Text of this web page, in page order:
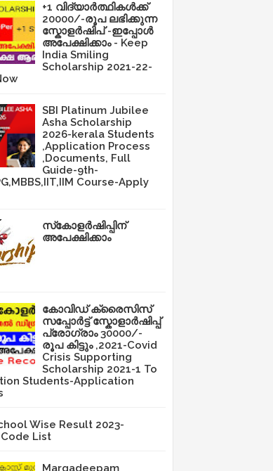
+1 വിദ്യാർത്ഥികൾക്ക്
20000/-രൂപ ലഭിക്കുന്ന
സ്കോളർഷിപ് -ഇപ്പോൾ
അപേക്ഷിക്കാം - Keep
India Smiling
Scholarship 2021-22-
SBI Platinum Jubilee
Asha Scholarship
2026-kerala Students
,Application Process
,Documents, Full
Guide-9th-
Course-Apply
സ്‌കോളർഷിപ്പിന്
അപേക്ഷിക്കാം
കോവിഡ് ക്രൈസിസ്
സപ്പോർട്ട് സ്കോളാർഷിപ്പ്
പ്രോഗ്രാം 30000/-
രൂപ കിട്ടും ,2021-Covid
Crisis Supporting
Scholarship 2021-1 To
Students-Application
Wise Result 2023-
List
Margadeepam